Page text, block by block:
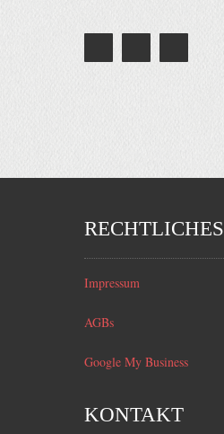
RECHTLICHES
Impressum
AGBs
Google My Business
KONTAKT